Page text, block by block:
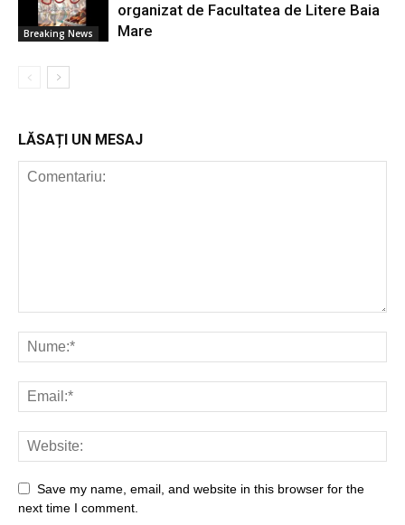
Breaking News
organizat de Facultatea de Litere Baia
Mare
LĂSAȚI UN MESAJ
Save my name, email, and website in this browser for the
next time I comment.